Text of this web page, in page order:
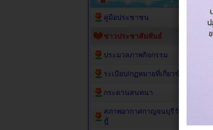
คู่มือประชาชน
ข่าวประชาสัมพันธ์
ประมวลภาพกิจกรรม
ระเบียบ/กฏหมายที่เกี่ยวข้อง
กระดานสนทนา
สภาพอากาศกาญจนบุรีวัน
นี้